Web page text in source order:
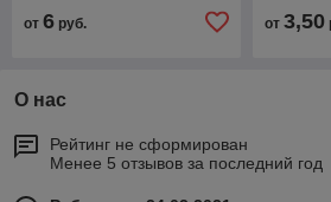
от 6 руб. от 3,50
О нас
Рейтинг не сформирован
Менее 5 отзывов за последний год